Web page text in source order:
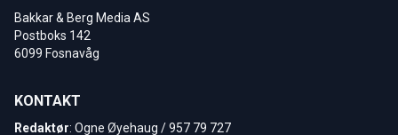
Bakkar & Berg Media AS
Postboks 142
6099 Fosnavåg
KONTAKT
Redaktør: Ogne Øyehaug / 957 79 727